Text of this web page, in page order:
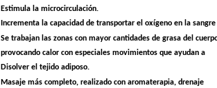
Estimula la microcirculación.
Incrementa la capacidad de transportar el oxígeno en la sangre
Se trabajan las zonas con mayor cantidades de grasa del
provocando calor con especiales movimientos que ayudan a
Disolver el tejido adiposo.
Masaje más completo, realizado con aromaterapia, drenaje